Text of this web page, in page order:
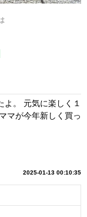
。 元気に楽しく１
マが今年新しく買っ
2025-01-13 00:10:35